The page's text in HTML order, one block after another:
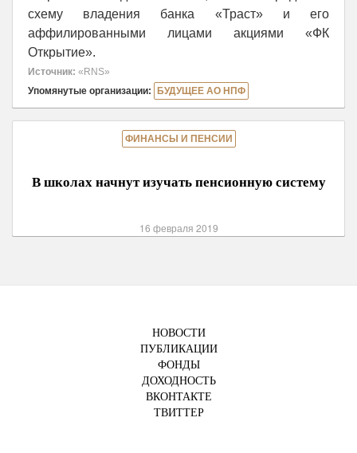
схему владения банка «Траст» и его
аффилированными лицами акциями «ФК
Открытие».
Источник: «RNS»
Упомянутые организации:
БУДУЩЕЕ АО НПФ
ФИНАНСЫ И ПЕНСИИ
В школах начнут изучать пенсионную систему
16 февраля 2019
НОВОСТИ
ПУБЛИКАЦИИ
ФОНДЫ
ДОХОДНОСТЬ
ВКОНТАКТЕ
ТВИТТЕР